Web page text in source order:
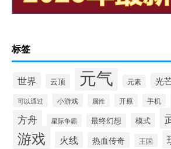
标签
世界 云顶 元气 元素 光
可以通过 小游戏 属性 开原 手机
方舟 星际争霸 最终幻想 模式
游戏 火线 热血传奇 王国